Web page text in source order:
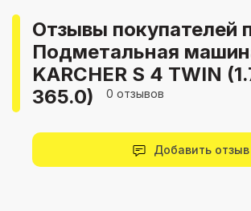
Отзывы покупателей
Подметальная
KARCHER S 4 TWIN
365.0)
0 отзывов
Добавить отзыв